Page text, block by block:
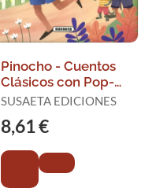
Pinocho - Cuentos
Clásicos con Pop-
Up
SUSAETA EDICIONES
8,61 €